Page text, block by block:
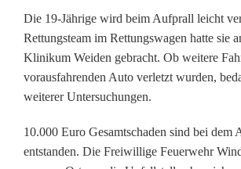
c
h
t
i
n
s
Die 19-Jährige wird beim Aufprall leicht
Rettungsteam im Rettungswagen hatte sie
Klinikum Weiden gebracht. Ob weitere
vorausfahrenden Auto verletzt wurden,
weiterer Untersuchungen.
10.000 Euro Gesamtschaden sind bei dem
entstanden. Die Freiwillige Feuerwehr